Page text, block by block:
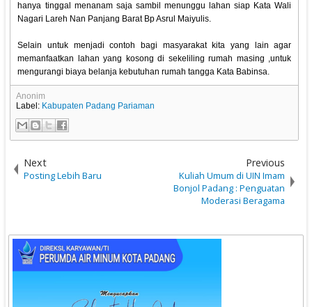
hanya tinggal menanam saja sambil menunggu lahan siap Kata Wali
Nagari Lareh Nan Panjang Barat Bp Asrul Maiyulis.
Selain untuk menjadi contoh bagi masyarakat kita yang lain agar
memanfaatkan lahan yang kosong di sekeliling rumah masing ,untuk
mengurangi biaya belanja kebutuhan rumah tangga Kata Babinsa.
Anonim
Label: Kabupaten Padang Pariaman
Next
Posting Lebih Baru
Previous
Kuliah Umum di UIN Imam
Bonjol Padang : Penguatan
Moderasi Beragama